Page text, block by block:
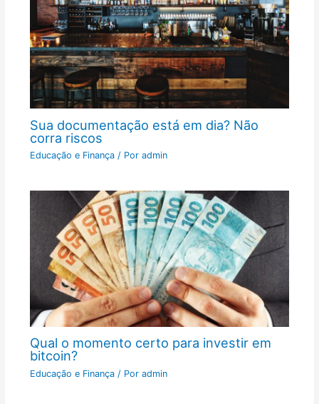
Sua documentação está em dia? Não
corra riscos
Educação e Finança/ Por admin
Qual o momento certo para investir em
bitcoin?
Educação e Finança/ Por admin